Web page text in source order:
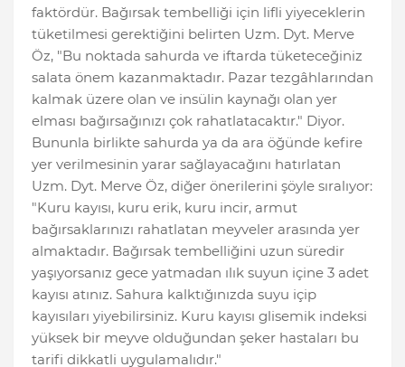
faktördür. Bağırsak tembelliği için lifli yiyeceklerin
tüketilmesi gerektiğini belirten Uzm. Dyt. Merve
Öz, "Bu noktada sahurda ve iftarda tüketeceğiniz
salata önem kazanmaktadır. Pazar tezgâhlarından
kalmak üzere olan ve insülin kaynağı olan yer
elması bağırsağınızı çok rahatlatacaktır." Diyor.
Bununla birlikte sahurda ya da ara öğünde kefire
yer verilmesinin yarar sağlayacağını hatırlatan
Uzm. Dyt. Merve Öz, diğer önerilerini şöyle sıralıyor:
"Kuru kayısı, kuru erik, kuru incir, armut
bağırsaklarınızı rahatlatan meyveler arasında yer
almaktadır. Bağırsak tembelliğini uzun süredir
yaşıyorsanız gece yatmadan ılık suyun içine 3 adet
kayısı atınız. Sahura kalktığınızda suyu içip
kayısıları yiyebilirsiniz. Kuru kayısı glisemik indeksi
yüksek bir meyve olduğundan şeker hastaları bu
tarifi dikkatli uygulamalıdır."